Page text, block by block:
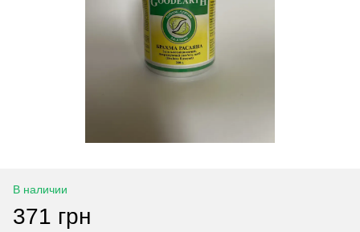
В наличии
371 грн